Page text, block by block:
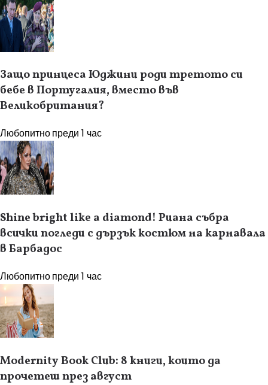
Защо принцеса Юджини роди третото си
бебе в Португалия, вместо във
Великобритания?
Любопитнопреди 1 час
Shine bright like a diamond! Риана събра
всички погледи с дързък костюм на карнавала
в Барбадос
Любопитнопреди 1 час
Modernity Book Club: 8 книги, които да
прочетеш през август